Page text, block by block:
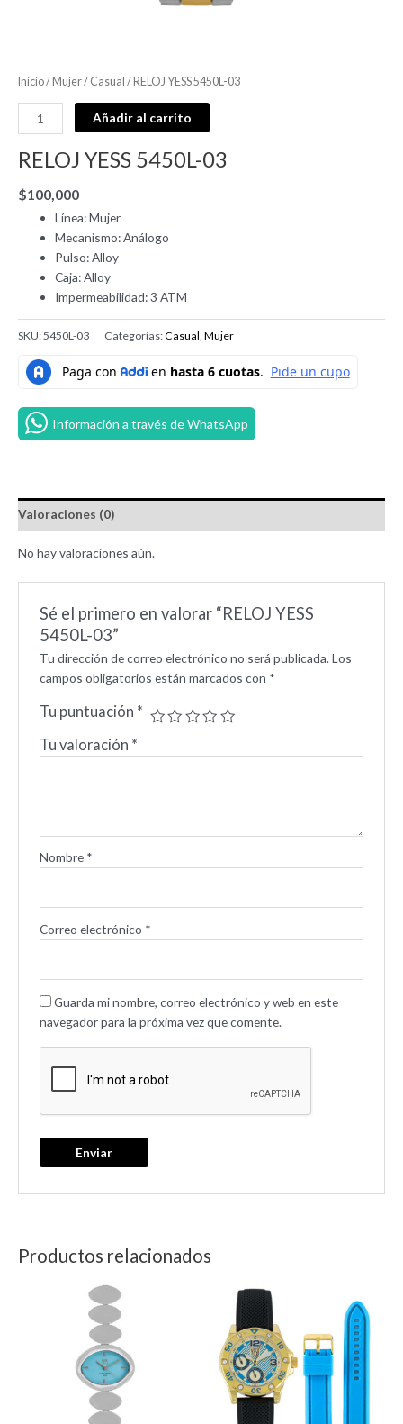
Inicio/Mujer/ Casual / RELOJ YESS 5450L-03
Añadir al carrito
RELOJ YESS 5450L-03
$100,000
Línea: Mujer
Mecanismo: Análogo
Pulso: Alloy
Caja: Alloy
Impermeabilidad: 3 ATM
SKU:5450L-03 Categorías:Casual Mujer
Información a través de WhatsApp
Valoraciones (0)
No hay valoraciones aún.
Sé el primero en valorar “RELOJ YESS
5450L-03”
Tu dirección de correo electrónico no será publicada. Los
campos obligatorios están marcados con *
Tu puntuación *
Tu valoración *
Nombre *
Correo electrónico *
Guarda mi nombre, correo electrónico y web en este
navegador para la próxima vez que comente.
Productos relacionados